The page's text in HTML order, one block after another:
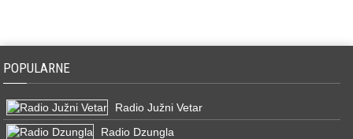
POPULARNE
Radio Južni Vetar
Radio Dzungla